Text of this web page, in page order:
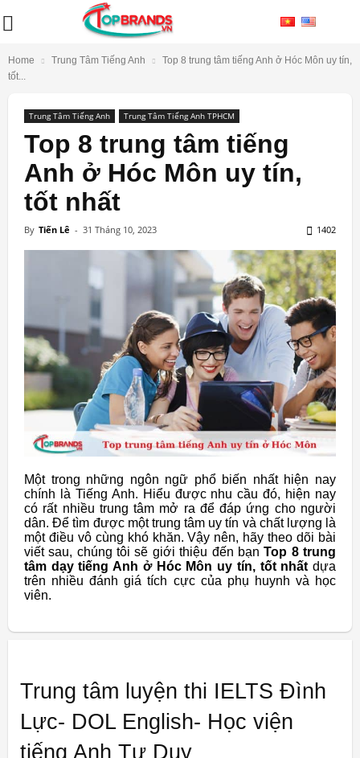
Home Trung Tâm Tiếng Anh
Top 8 trung tâm tiếng Anh ở Hóc Môn uy tín,
tốt...
Trung Tâm Tiếng Anh Trung Tâm Tiếng Anh TPHCM
Top 8 trung tâm tiếng
Anh ở Hóc Môn uy tín,
tốt nhất
By Tiến Lê - 31 Tháng 10, 2023 1402
Một trong những ngôn ngữ phổ biến nhất hiện nay
chính là Tiếng Anh. Hiểu được nhu cầu đó, hiện nay
có rất nhiều trung tâm mở ra để đáp ứng cho người
dân. Để tìm được một trung tâm uy tín và chất lượng là
một điều vô cùng khó khăn. Vậy nên, hãy theo dõi bài
viết sau, chúng tôi sẽ giới thiệu đến bạn Top 8 trung
tâm dạy tiếng Anh ở Hóc Môn uy tín, tốt nhất dựa
trên nhiều đánh giá tích cực của phụ huynh và học
viên.
Trung tâm luyện thi IELTS Đình
Lực- DOL English- Học viện
tiếng Anh Tư Duy